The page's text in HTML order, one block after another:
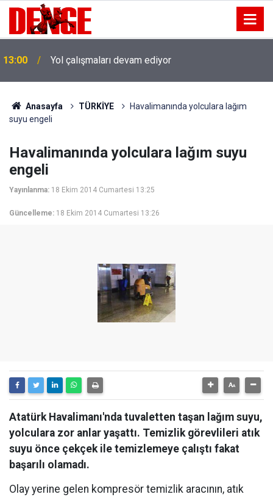
13:00 Yol çalışmaları devam ediyor
Anasayfa TÜRKİYE
Havalimanında yolculara lağım
suyu engeli
Havalimanında yolculara lağım suyu
engeli
Yayınlanma: 18 Ekim 2014 Cumartesi 13:25
Güncelleme: 18 Ekim 2014 Cumartesi 13:26
Atatürk Havalimanı'nda tuvaletten taşan lağım suyu,
yolculara zor anlar yaşattı. Temizlik görevlileri atık
suyu önce çekçek ile temizlemeye çalıştı fakat
başarılı olamadı.
Olay yerine gelen kompresör temizlik aracının, atık